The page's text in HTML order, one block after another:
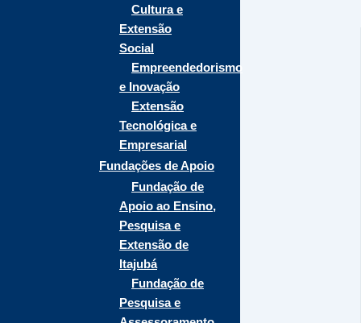
Cultura e
Extensão
Social
Empreendedorismo
e Inovação
Extensão
Tecnológica e
Empresarial
Fundações de Apoio
Fundação de
Apoio ao Ensino,
Pesquisa e
Extensão de
Itajubá
Fundação de
Pesquisa e